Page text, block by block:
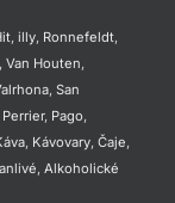
, illy, Ronnefeldt,
Van Houten,
, San
Perrier, Pago,
, Kávovary, Čaje,
, Alkoholické